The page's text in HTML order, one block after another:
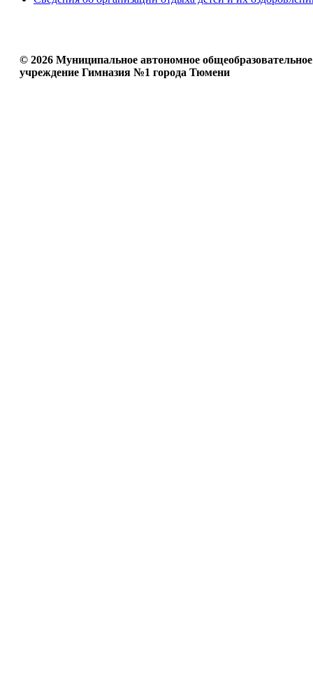
© 2026 Муниципальное автономное общеобразовательное
учреждение Гимназия №1 города Тюмени